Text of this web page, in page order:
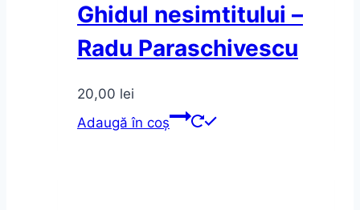
Ghidul nesimtitului –
Radu Paraschivescu
20,00 lei
Adaugă în coș